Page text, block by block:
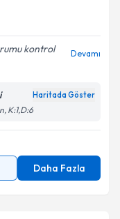
kontrol
Devamı
Haritada Göster
K:1,D:6
Daha Fazla